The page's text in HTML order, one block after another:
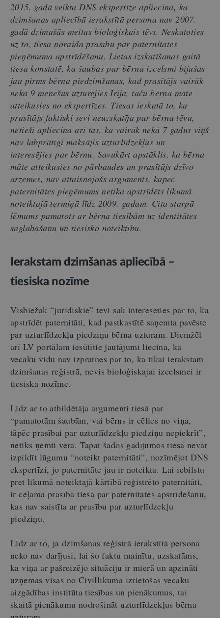
2015. gadā veikta DNS ekspertīze apliecina, ka
dzimšanas apliecībā ierakstītā persona nav 2007.
gadā dzimušās meitas bioloģiskais tēvs. Neskatoties
uz to, tiesa noraida prasību par paternitātes
pieņēmuma apstrīdēšanu. Lietas izskatīšanas gaitā
tiesa konstatē, ka šaubas par bērna izcelsmi bijušas
jau pirms bērna piedzimšanas, kad prasītājs vairāk
nekā 9 mēnešus uzturējies Īrijā, taču bērna māte
atteikusies no ekspertīzes. Tiesas ieskatā to, ka
prasītājs faktiski sevi neuzskatīja par bērna tēvu,
netieši apliecina arī tas, ka vairāk nekā 7 gadus viņš
nav labprātīgi maksājis uzturlīdzekļus un
interesējies par bērnu. Savukārt apstāklis, ka bērna
māte atteikusies no pārbaudes un prasītājs dzīvo
ārzemēs, nav attaisnojošs arguments, kāpēc
paternitātes pieņēmums netika apstrīdēts likumā
noteiktajā termiņā līdz 2009. gadam. Cita starpā
lēmums pamatots ar bērna tiesībām uz identitātes
saglabāšanu un tiesisko noteiktību.
Ierakstam dzimšanas apliecībā –
tiesiska nozīme
Visbiežāk “juridiskie” tēvi sāk interesēties par to, kā
apstrīdēt paternitāti, kad pastkastītē saņemta pavēste
par uzturlīdzekļu piedziņu bērna uzturam. Diemžēl
arī LV portālam iesūtītie jautājumi liecina, ka
vecāku vidū nav izpratnes par to, ka tikai ierakstam
dzimšanas reģistrā, nevis bioloģiskajai izcelsmei ir
tiesiska nozīme.
Līdz ar to atbildētāja argumenti tiesā par
“pamatotām šaubām, vai bērns ir cēlies no viņa,
tāpēc prasībai par uzturlīdzekļu piedziņu nepiekrīt”,
netiks ņemti vērā. Tāpat šādos gadījumos tiesa nevar
izpildīt lūgumu “noteikt paternitāti”, nozīmējot DNS
ekspertīzi, jo paternitāte jau ir noteikta. Lai iebilstu
pret likumā noteiktajā kārtībā reģistrēto paternitāti,
ir ceļama prasība tiesā par paternitātes apstrīdēšanu,
kas nav saistīta ar prasību par uzturlīdzekļu
piedziņu.
Līdz ar to, ja dzimšanas reģistrā ierakstītā persona
neko nav darījusi, lai šo faktu mainītu, uzskatāms,
ka viņa ar pašreizējo situāciju ir mierā un apzināti
uzņemas visas no Civillikuma izrietošās vecāku
aizgādības institūta tiesības un pienākumus, tai
skaitā pienākumu nodrošināt uzturlīdzekļus bērna